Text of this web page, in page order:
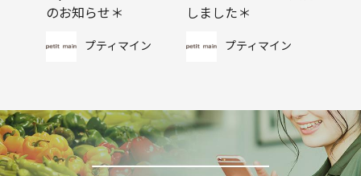
のお知らせ＊
プティマイン
しました＊
プティマイン